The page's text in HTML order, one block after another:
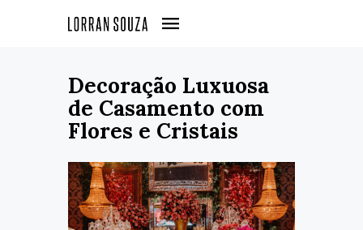
Decoração Luxuosa
de Casamento com
Flores e Cristais